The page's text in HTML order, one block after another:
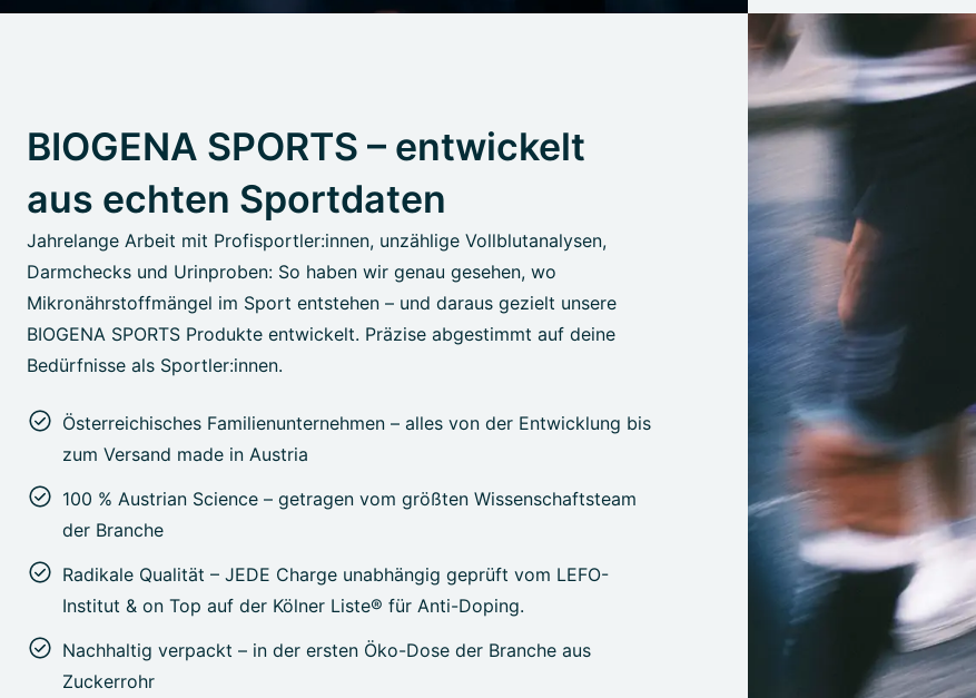
BIOGENA SPORTS – entwickelt
aus echten Sportdaten
Jahrelange Arbeit mit Profisportler:innen, unzählige Vollblutanalysen,
Darmchecks und Urinproben: So haben wir genau gesehen, wo
Mikronährstoffmängel im Sport entstehen – und daraus gezielt unsere
BIOGENA SPORTS Produkte entwickelt. Präzise abgestimmt auf deine
Bedürfnisse als Sportler:innen.
Österreichisches Familienunternehmen – alles von der Entwicklung bis
zum Versand made in Austria
100 % Austrian Science – getragen vom größten Wissenschaftsteam
der Branche
Radikale Qualität – JEDE Charge unabhängig geprüft vom LEFO-
Institut & on Top auf der Kölner Liste® für Anti-Doping.
Nachhaltig verpackt – in der ersten Öko-Dose der Branche aus
Zuckerrohr